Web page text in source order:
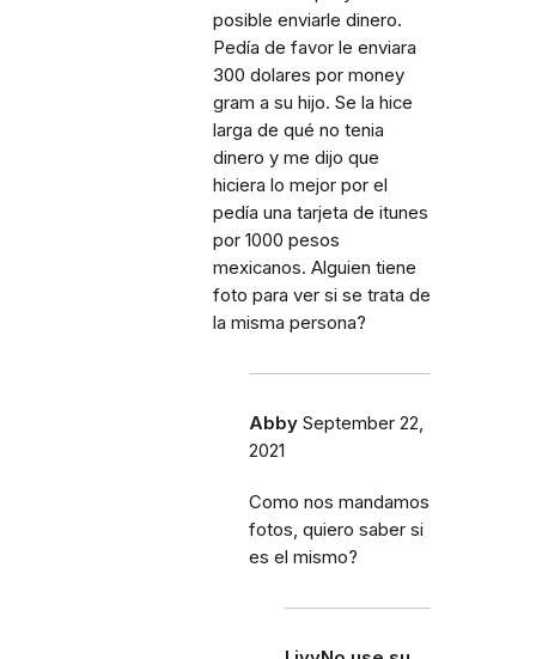
posible enviarle dinero.
Pedía de favor le enviara
300 dolares por money
gram a su hijo. Se la hice
larga de qué no tenia
dinero y me dijo que
hiciera lo mejor por el
pedía una tarjeta de itunes
por 1000 pesos
mexicanos. Alguien tiene
foto para ver si se trata de
la misma persona?
Abby September 22,
2021
Como nos mandamos
fotos, quiero saber si
es el mismo?